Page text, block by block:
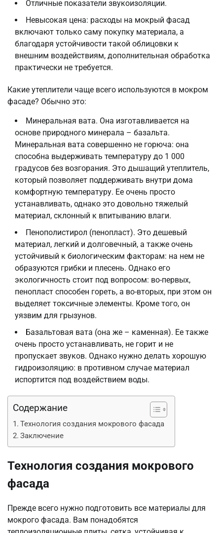
Отличные показатели звукоизоляции.
Невысокая цена: расходы на мокрый фасад
включают только саму покупку материала, а
благодаря устойчивости такой облицовки к
внешним воздействиям, дополнительная обработка
практически не требуется.
Какие утеплители чаще всего используются в мокром
фасаде? Обычно это:
Минеральная вата. Она изготавливается на
основе природного минерала – базальта.
Минеральная вата совершенно не горюча: она
способна выдерживать температуру до 1 000
градусов без возгорания. Это дышащий утеплитель,
который позволяет поддерживать внутри дома
комфортную температуру. Ее очень просто
устанавливать, однако это довольно тяжелый
материал, склонный к впитыванию влаги.
Пенополистирол (пенопласт). Это дешевый
материал, легкий и долговечный, а также очень
устойчивый к биологическим факторам: на нем не
образуются грибки и плесень. Однако его
экологичность стоит под вопросом: во-первых,
пенопласт способен гореть, а во-вторых, при этом он
выделяет токсичные элементы. Кроме того, он
уязвим для грызунов.
Базальтовая вата (она же – каменная). Ее также
очень просто устанавливать, не горит и не
пропускает звуков. Однако нужно делать хорошую
гидроизоляцию: в противном случае материал
испортится под воздействием воды.
Содержание
Технология создания мокрового фасада
Заключение
Технология создания мокрового
фасада
Прежде всего нужно подготовить все материалы для
мокрого фасада. Вам понадобятся